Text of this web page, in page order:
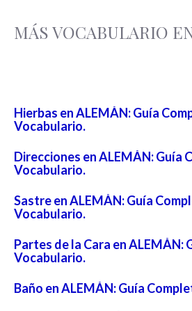
MÁS VOCABULARIO
Hierbas en ALEMÁN: Guía
Vocabulario.
Direcciones en ALEMÁN: Guía
Vocabulario.
Sastre en ALEMÁN: Guía
Vocabulario.
Partes de la Cara en ALEMÁN:
Vocabulario.
Baño en ALEMÁN: Guía